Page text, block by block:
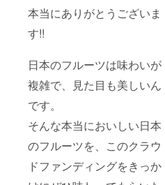
本当にありがとうございま
す!!
日本のフルーツは味わいが
複雑で、見た目も美しいん
です。
そんな本当においしい日本
のフルーツを、このクラウ
ドファンディングをきっか